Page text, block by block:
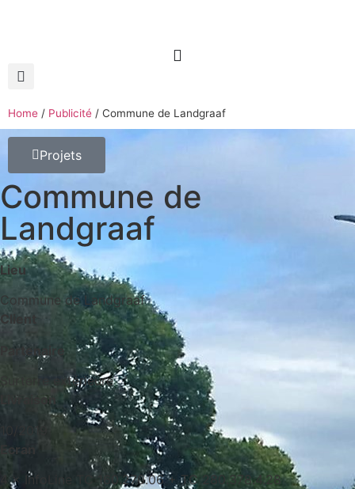
Home / Publicité / Commune de Landgraaf
Projets
Commune de
Landgraaf
Lieu
Commune de Landgraaf
Client
Partenaire
Surterre extérieure
Livraison
Ecran
4 × InfoLine TC 160.270.06 + TC 280.378.4.28